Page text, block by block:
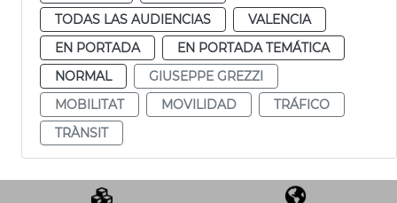
TODAS LAS AUDIENCIAS
VALENCIA
EN PORTADA
EN PORTADA TEMÁTICA
NORMAL
GIUSEPPE GREZZI
MOBILITAT
MOVILIDAD
TRÁFICO
TRÀNSIT